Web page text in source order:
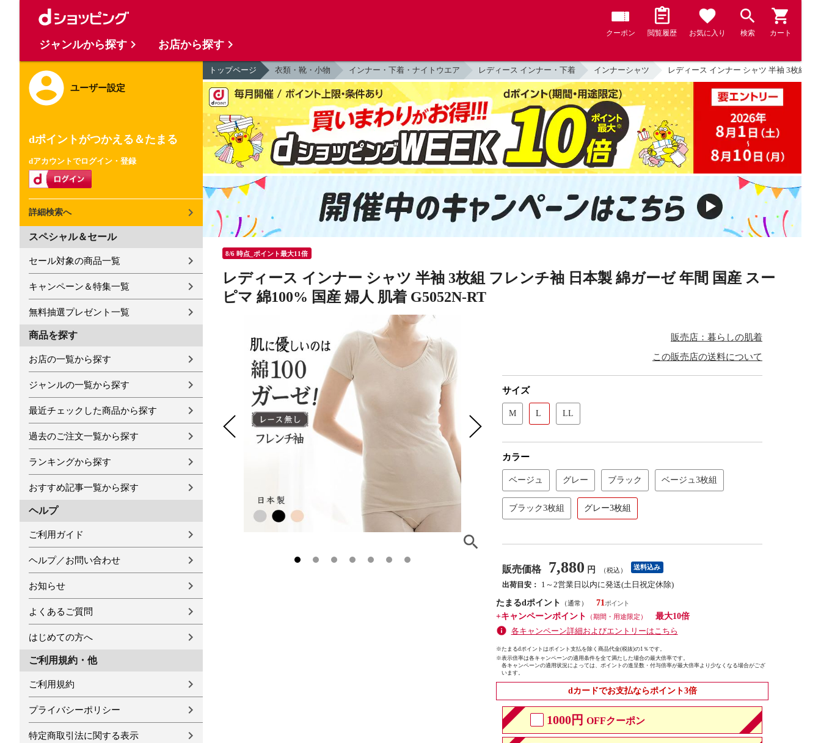
クーポン 閲覧履歴 お気に入り 検索 カート
ユーザー設定
dポイントがつかえる＆たまる
dアカウントでログイン・登録
詳細検索へ
スペシャル＆セール
セール対象の商品一覧
キャンペーン＆特集一覧
無料抽選プレゼント一覧
商品を探す
お店の一覧から探す
ジャンルの一覧から探す
最近チェックした商品から探す
過去のご注文一覧から探す
ランキングから探す
おすすめ記事一覧から探す
ヘルプ
ご利用ガイド
ヘルプ／お問い合わせ
お知らせ
よくあるご質問
はじめての方へ
ご利用規約・他
ご利用規約
プライバシーポリシー
特定商取引法に関する表示
トップページ 衣類・靴・小物 インナー・下着・ナイトウエア レディース インナー・下着 インナーシャツ レディース インナー シャツ 半袖 3枚組 フ
8/6 時点_ポイント最大11倍
レディース インナー シャツ 半袖 3枚組 フレンチ袖 日本製 綿ガーゼ 年間 国産 スー
ピマ 綿100% 国産 婦人 肌着 G5052N-RT
販売店：暮らしの肌着
この販売店の送料について
サイズ
M L LL
カラー
ベージュ グレー ブラック ベージュ3枚組
ブラック3枚組 グレー3枚組
販売価格 7,880 円 （税込） 送料込み
出荷目安：
1～2営業日以内に発送(土日祝定休除)
たまるdポイント
（通常）
71
+キャンペーンポイント
（期間・用途限定）
最大10倍
各キャンペーン詳細およびエントリーはこちら
※たまるdポイントはポイント支払を除く商品代金(税抜)の1％です。
※表示倍率は各キャンペーンの適用条件を全て満たした場合の最大倍率です。
各キャンペーンの適用状況によっては、ポイントの進呈数・付与倍率が最大倍率より少なくなる場合がござ
います。
dカードでお支払ならポイント3倍
1000円 OFFクーポン
ジャンルから探す お店から探す